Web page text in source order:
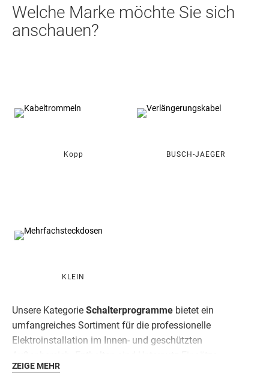
Welche Marke möchte Sie sich
anschauen?
Kopp BUSCH-JAEGER
KLEIN
Unsere Kategorie Schalterprogramme bietet ein
umfangreiches Sortiment für die professionelle
Elektroinstallation im Innen- und geschützten
Schalter, Taster, Dimmer, Steckdosen sowie passende
ZEIGE MEHR